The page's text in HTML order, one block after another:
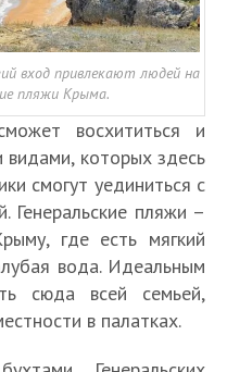
вход привлекают людей на
пляжи Крыма.
восхититься и
которых здесь
смогут уединиться с
Генеральские пляжи –
где есть мягкий
вода. Идеальным
сюда всей семьей,
в палатках.